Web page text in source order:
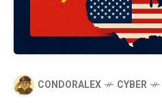
CONDORALEX CYBER